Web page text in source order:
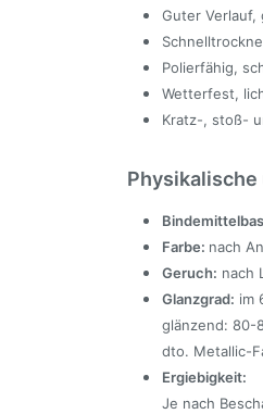
Guter Verlauf,
Polierfähig,
Wetterfest,
Kratz-, stoß-
Farbe: nach
Geruch: nach
Glanzgrad: im
glänzend: 80-
dto. Metallic-
Ergiebigkeit:
Je nach